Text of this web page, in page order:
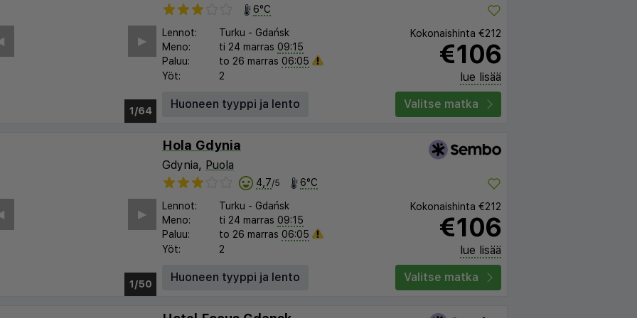
1/60
▶︎
6°C
Lennot: Turku - Gdańsk
Meno:
ti 24 marras 09:15
Paluu:
to 26 marras 06:05
Yöt:
2
Kokonaishinta €212
€106
lue lisää
Huoneen tyyppi ja lento
Valitse matka
1/45
▶︎
Hola Gdynia
Gdynia, Puola
4,7/5 6°C
Lennot: Turku - Gdańsk
Meno:
ti 24 marras 09:15
Paluu:
to 26 marras 06:05
Yöt:
2
Kokonaishinta €212
€106
lue lisää
Huoneen tyyppi ja lento
Valitse matka